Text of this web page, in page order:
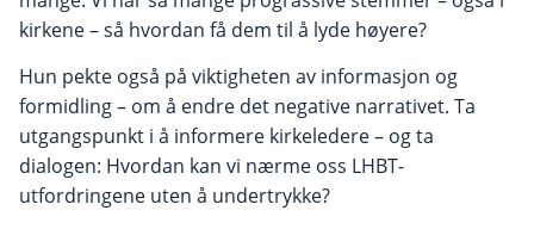
kirkene – så hvordan få dem til å lyde høyere?
Hun pekte også på viktigheten av informasjon og
formidling – om å endre det negative narrativet. Ta
utgangspunkt i å informere kirkeledere – og ta
dialogen: Hvordan kan vi nærme oss LHBT-
utfordringene uten å undertrykke?